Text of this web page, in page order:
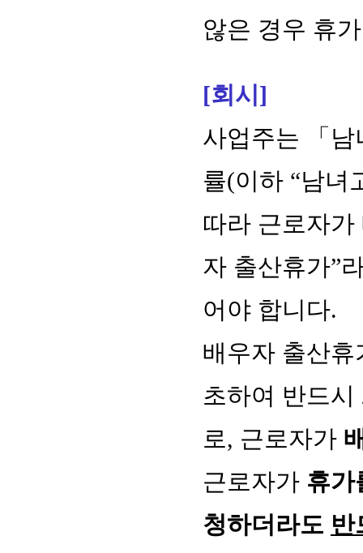
않은 경우 휴
[회시]
사업주는 「남
률(이하 “남녀
따라 근로자
자 출산휴가”
어야 합니다.
배우자 출산
초하여 반드
로, 근로자가
근로자가 휴가
청하더라도 반